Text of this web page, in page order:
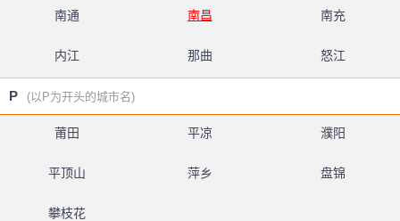
南通 南昌 南充
内江 那曲 怒江
P (以P为开头的城市名)
莆田 平凉 濮阳
平顶山 萍乡 盘锦
攀枝花